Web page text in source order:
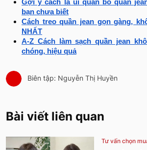
Gợi ý cách là ủi quần bò quần
bạn chưa biết
Cách treo quần jean gọn gàng,
NHẤT
A-Z Cách làm sạch quần jean
chóng, hiệu quả
Biên tập: Nguyễn Thị Huyền
Bài viết liên quan
Tư vấn chọn